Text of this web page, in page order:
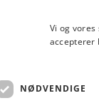
Vi og
accepterer
NØDVENDIGE